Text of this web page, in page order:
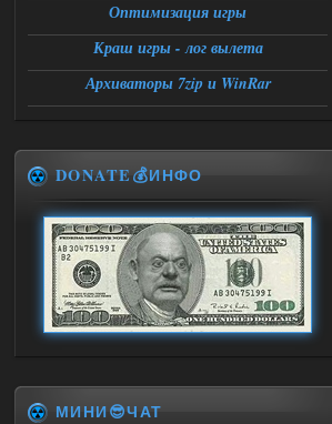
Оптимизация игры
Краш игры - лог вылета
Архиваторы 7zip и WinRar
DONATE💰ИНФО
МИНИ😎ЧАТ